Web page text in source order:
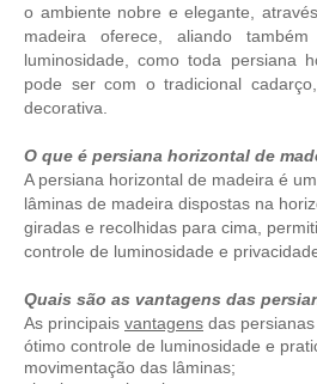
o ambiente nobre e elegante,
madeira oferece, aliando
luminosidade, como toda persiana
pode ser com o tradicional
decorativa.
O que é persiana horizontal de
A persiana horizontal de madeira é
lâminas de madeira dispostas na
giradas e recolhidas para cima,
controle de luminosidade e
Quais são as vantagens das
As principais vantagens das
ótimo controle de luminosidade e
movimentação das lâminas;